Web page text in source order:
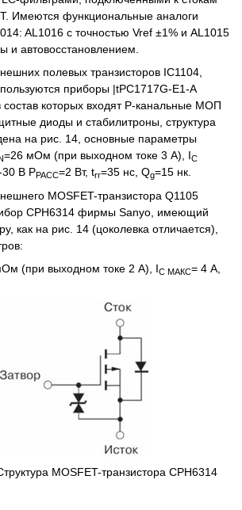
Имеются функциональные аналоги
AL1016 с точностью Vref ±1% и AL1015
и автовосстановлением.
полевых транзисторов IC1104,
приборы |tPC1717G-E1-A
состав которых входят Р-канальные МОП
диоды и стабилитроны, структура
на рис. 14, основные параметры
=26 мОм (при выходном токе 3 А), IС
30 В РРАСС=2 Вт, trr=35 нс, Qg=15 нк.
MOSFET-транзистора Q1105
СРН6314 фирмы Sanyo, имеющий
как на рис. 14 (цоколевка отличается),
(при выходном токе 2 А), IС МАКС= 4 А,
MOSFET-транзистора СРН6314